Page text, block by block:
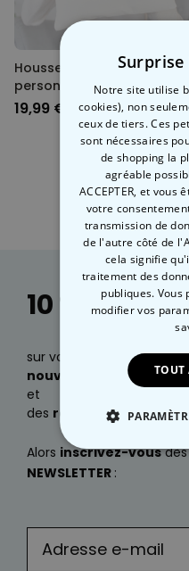
Housse de coussin
personnalisée avec
monogramme
19,99 €
10 % de
sur votre prochaine
nouveautés
, ainsi que
et
des réductions
Alors inscrivez-vousdès
NEWSLETTER :
Surprise
Notre site utilise
cookies), non
ceux de tiers. Ces
sont nécessaires
de shopping la
agréable
ACCEPTER, et vous
votre
transmission de
de l'autre côté de
cela signifie
traitement des
publiques. Vous
modifier vos
TOUT